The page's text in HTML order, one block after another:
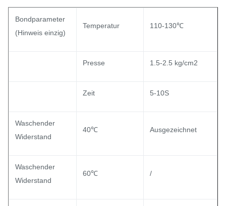
Bondparameter
(Hinweis einzig)
Temperatur 110-130℃
Presse 1.5-2.5 kg/cm2
Zeit 5-10S
Waschender
Widerstand
40℃ Ausgezeichnet
Waschender
Widerstand
60℃ /